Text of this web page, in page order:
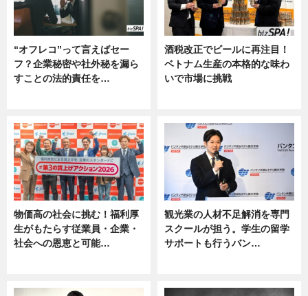
“オフレコ”って言えばセー
フ？企業秘密や社外秘を漏ら
すことの法的責任を…
酒税改正でビールに再注目！
ベトナム生産の本格的な味わ
いで市場に挑戦
物価高の社会に挑む！福利厚
生がもたらす従業員・企業・
社会への恩恵と可能…
観光業の人材不足解消を専門
スクールが担う。学生の留学
サポートも行うバン…